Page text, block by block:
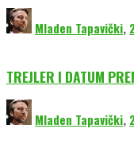
Mladen Tapavički,
TREJLER I DATUM
Mladen Tapavički,